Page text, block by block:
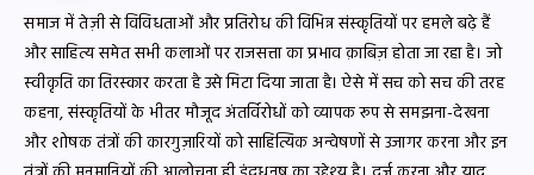
समाज में तेज़ी से विविधताओं और प्रतिरोध की विभिन्न संस्कृतियों पर हमले बढ़े हैं
और साहित्य समेत सभी कलाओं पर राजसत्ता का प्रभाव क़ाबिज़ होता जा रहा है। जो
स्वीकृति का तिरस्कार करता है उसे मिटा दिया जाता है। ऐसे में सच को सच की तरह
कहना, संस्कृतियों के भीतर मौजूद अंतर्विरोधों को व्यापक रूप से समझना-देखना
और शोषक तंत्रों की कारगुज़ारियों को साहित्यिक अन्वेषणों से उजागर करना और इन